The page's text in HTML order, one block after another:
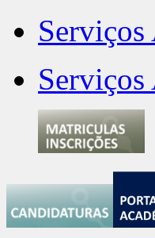
Serviços
Serviços